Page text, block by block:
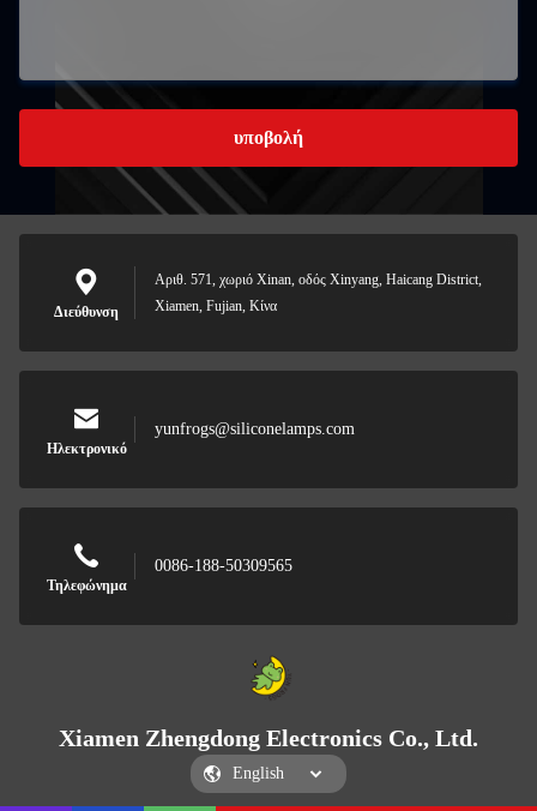
υποβολή
Διεύθυνση
Αριθ. 571, χωριό Xinan, οδός Xinyang, Haicang District,
Xiamen, Fujian, Κίνα
Ηλεκτρονικό
yunfrogs@siliconelamps.com
Τηλεφώνημα
0086-188-50309565
Xiamen Zhengdong Electronics Co., Ltd.